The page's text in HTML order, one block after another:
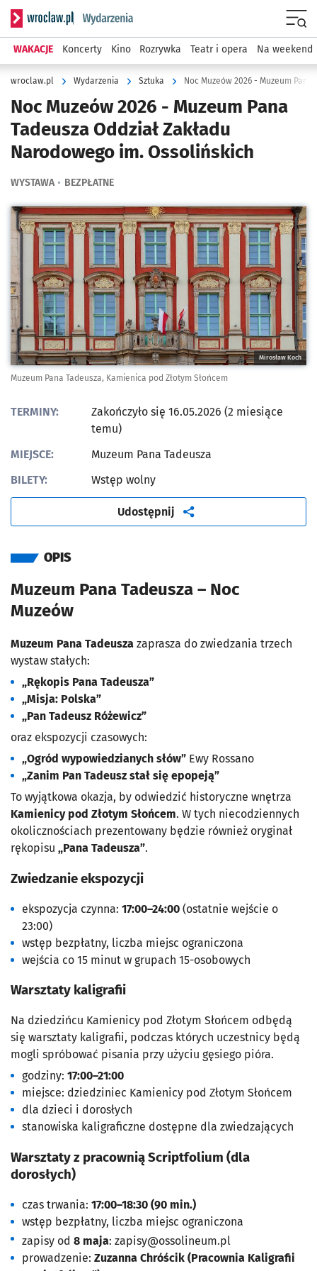
Serwis informacyjny wroclaw.pl podserwis: Wydarzenia
WAKACJE Koncerty Kino Rozrywka Teatr i opera Na weekend
wroclaw.pl Wydarzenia Sztuka
Noc Muzeów 2026 - Muzeum Pana
Tadeusza Oddział Zakładu
Narodowego im. Ossolińskich
WYSTAWA BEZPŁATNE
Kliknij, aby powiększyć
Mirosław Koch
Muzeum Pana Tadeusza, Kamienica pod Złotym Słońcem
TERMINY:
Zakończyło się 16.05.2026 (2 miesiące
temu)
MIEJSCE:
Muzeum Pana Tadeusza
BILETY:
Wstęp wolny
Udostępnij artykuł
OPIS
Muzeum Pana Tadeusza – Noc
Muzeów
Muzeum Pana Tadeusza zaprasza do zwiedzania trzech
wystaw stałych:
„Rękopis Pana Tadeusza”
„Misja: Polska”
„Pan Tadeusz Różewicz”
oraz ekspozycji czasowych:
„Ogród wypowiedzianych słów” Ewy Rossano
„Zanim Pan Tadeusz stał się epopeją”
To wyjątkowa okazja, by odwiedzić historyczne wnętrza
Kamienicy pod Złotym Słońcem. W tych niecodziennych
okolicznościach prezentowany będzie również oryginał
rękopisu „Pana Tadeusza”.
Zwiedzanie ekspozycji
ekspozycja czynna: 17:00–24:00 (ostatnie wejście o
23:00)
wstęp bezpłatny, liczba miejsc ograniczona
wejścia co 15 minut w grupach 15-osobowych
Warsztaty kaligrafii
Na dziedzińcu Kamienicy pod Złotym Słońcem odbędą
się warsztaty kaligrafii, podczas których uczestnicy będą
mogli spróbować pisania przy użyciu gęsiego pióra.
godziny: 17:00–21:00
miejsce: dziedziniec Kamienicy pod Złotym Słońcem
dla dzieci i dorosłych
stanowiska kaligraficzne dostępne dla zwiedzających
Warsztaty z pracownią Scriptfolium (dla
dorosłych)
czas trwania: 17:00–18:30 (90 min.)
wstęp bezpłatny, liczba miejsc ograniczona
zapisy od 8 maja: zapisy@ossolineum.pl
prowadzenie: Zuzanna Chróścik (Pracownia Kaligrafii